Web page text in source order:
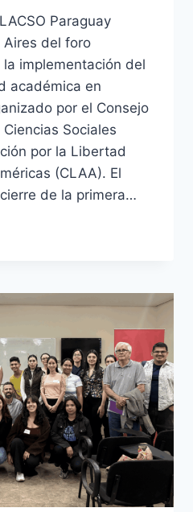
Paraguay
Aires del foro
la implementación del
académica en
por el Consejo
Sociales
por la Libertad
(CLAA). El
de la primera…